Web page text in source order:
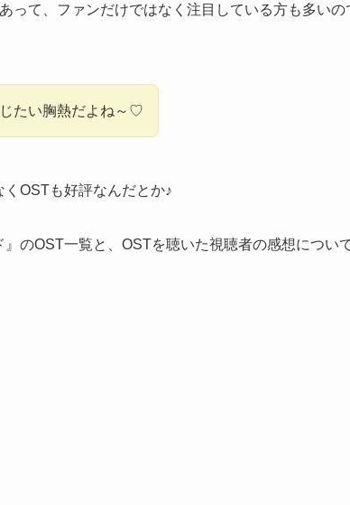
って、ファンだけではなく注目している方も多いの
たい胸熱だよね～♡
OSTも好評なんだとか♪
のOST一覧と、OSTを聴いた視聴者の感想につい